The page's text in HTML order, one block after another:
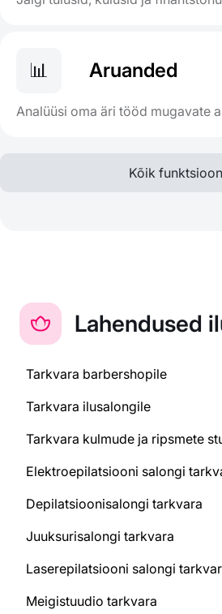
📊 Aruanded
Analüüsi oma äri tööd mugavate
Kõik
Lahendused
Tarkvara barbershopile
Tarkvara ilusalongile
Tarkvara kulmude ja ripsmete
Elektroepilatsiooni salongi
Depilatsioonisalongi tarkvara
Juuksurisalongi tarkvara
Laserepilatsiooni salongi
Meigistuudio tarkvara